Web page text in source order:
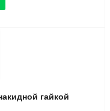
гайкой